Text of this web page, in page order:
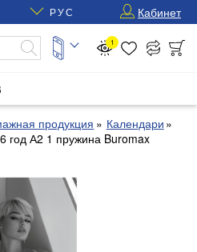
РУС Кабинет
1
продукция
Календари
год А2 1 пружина Buromax